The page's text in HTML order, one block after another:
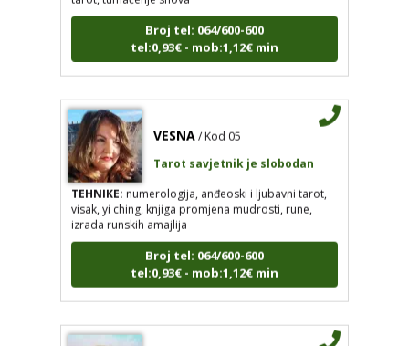
Broj tel: 064/600-600
tel:0,93€ - mob:1,12€ min
Tarot savjetnik je slobodan
TEHNIKE:numerologija, anđeoski i ljubavni tarot,
visak, yi ching, knjiga promjena mudrosti, rune,
izrada runskih amajlija
Broj tel: 064/600-600
tel:0,93€ - mob:1,12€ min